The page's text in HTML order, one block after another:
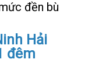
đền bù
Hải
đêm